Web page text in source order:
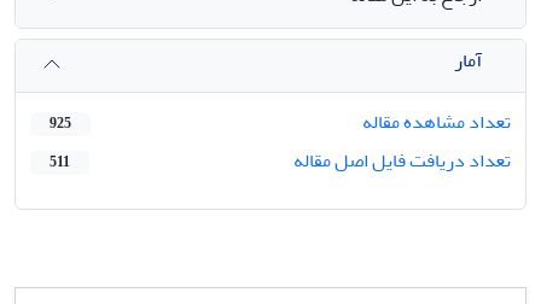
آمار
تعداد مشاهده مقاله
925
تعداد دریافت فایل اصل مقاله 511